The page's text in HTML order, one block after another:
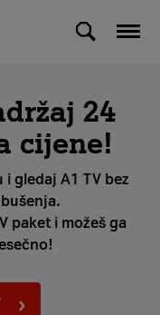
Popis kanala
24
cijene!
i gledaj A1 TV bez
paket i možeš ga